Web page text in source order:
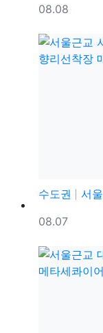
등록일
08.08
수도권
서울
등록일
08.07